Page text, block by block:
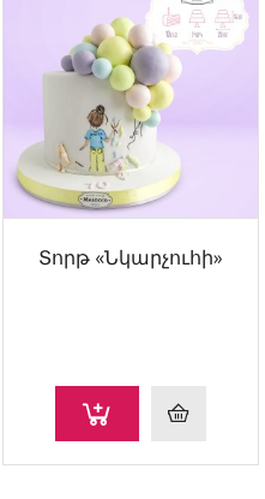
Տորթ «Նկարչուհի»